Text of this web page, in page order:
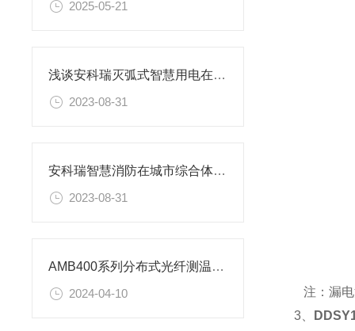
2025-05-21
浅谈安科瑞灭弧式智慧用电在养老机构的应用
2023-08-31
安科瑞智慧消防在城市综合体应急安全中的应用
2023-08-31
AMB400系列分布式光纤测温方案 苏州某商业大厦项目案例分享
2024-04-10
注：漏
3、